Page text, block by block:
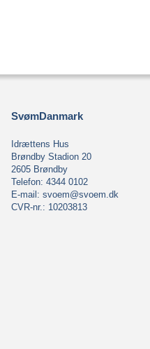
SvømDanmark
Idrættens Hus
Brøndby Stadion 20
2605 Brøndby
Telefon: 4344 0102
E-mail: svoem@svoem.dk
CVR-nr.: 10203813